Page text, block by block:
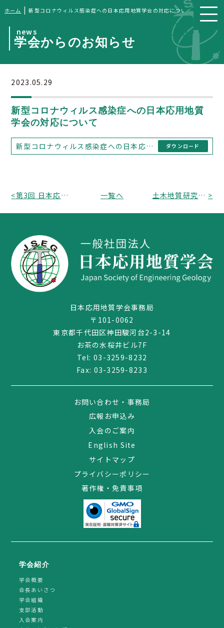
03-3259-8232
ホーム |新型コロナウィルス感染症への日本応用地質学会の対応について
news
学会からのお知らせ
2023.05.29
新型コロナウィルス感染症への日本応用地質
学会の対応について
新型コロナウィルス感染症への日本応用地質学会の対応について ダウンロード
< 第3回 日本応用地質学会表彰を選定しました． 一覧へ 土木地質研究部会より「貫通石とトンネルこぼれ話」ポスター公開のお知らせ >
日本応用地質学会事務局
〒101-0062
東京都千代田区神田駿河台2-3-14
お茶の水桜井ビル7F
Tel:03-3259-8232
Fax: 03-3259-8233
お問い合わせ・事務局
広報お申込み
入会のご案内
English Site
サイトマップ
プライバシーポリシー
著作権・免責事項
学会紹介
学会概要
会長あいさつ
学会組織
支部活動
入会案内